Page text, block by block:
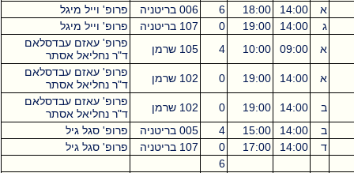
א
14:00
18:00
6 006 בריטניה
פרופ' וייל מיגל
ג
14:00
19:00
0 107 בריטניה
פרופ' וייל מיגל
א
09:00
10:00
4 105 שרמן
פרופ' עאזם עבדסלאם
ד"ר נחליאל אסתר
א
14:00
19:00
0 102 שרמן
פרופ' עאזם עבדסלאם
ד"ר נחליאל אסתר
ב
14:00
19:00
0 102 שרמן
פרופ' עאזם עבדסלאם
ד"ר נחליאל אסתר
ב
14:00
15:00
4 005 בריטניה
פרופ' סגל גיל
ד
14:00
17:00
0 107 בריטניה
פרופ' סגל גיל
6